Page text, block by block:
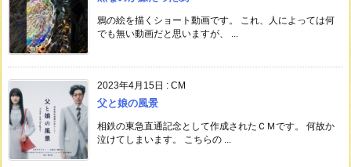
鴉の絵を描くショート動画です。 これ、人によっては何
でも無い動画だと思いますが、 ...
2023年4月15日 : CM
父と娘の風景
相鉄の東急直通記念として作成されたＣＭです。 何故か
泣けてしまいます。 こちらの ...